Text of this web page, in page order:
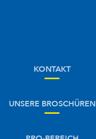
KONTAKT
UNSERE BROSCHÜREN